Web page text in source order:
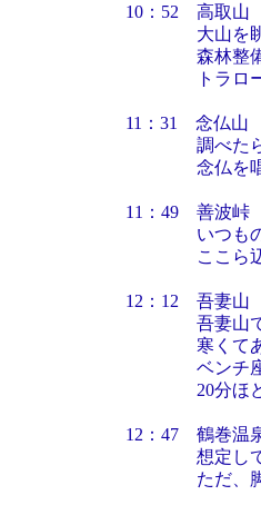
10：52 高取山
大山を眺める
森林整備のた
トラロープ
11：31 念仏山
調べたら、昭
念仏を唱える
11：49 善波峠
いつものよ
ここら辺から
12：12 吾妻山
吾妻山で今日
寒くてあま
ベンチ座って
20分ほど休
12：47 鶴巻温
想定していた
ただ、脚は